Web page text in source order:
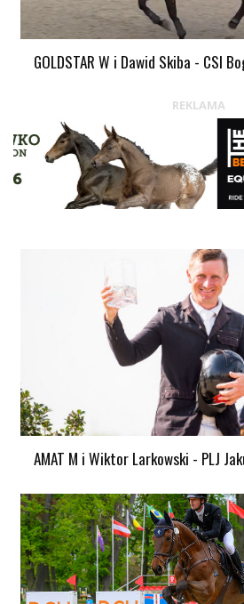
GOLDSTAR W i Dawid Skiba - CSI
REKLAMA
AMAT M i Wiktor Larkowski - PLJ